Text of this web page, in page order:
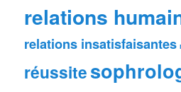
relations
relations insatisfaisantes
réussite